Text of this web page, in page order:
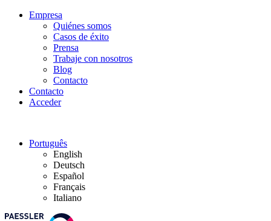
Empresa
Quiénes somos
Casos de éxito
Prensa
Trabaje con nosotros
Blog
Contacto
Contacto
Acceder
Português
English
Deutsch
Español
Français
Italiano